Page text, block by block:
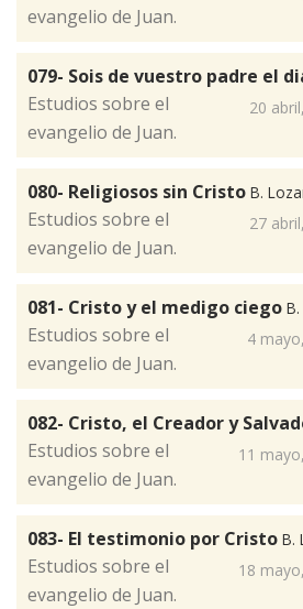
evangelio de Juan.
079- Sois de vuestro padre el
20
​Estudios sobre el
evangelio de Juan.
080- Religiosos sin Cristo B.
27
​Estudios sobre el
evangelio de Juan.
081- Cristo y el medigo ciego
4
​Estudios sobre el
evangelio de Juan.
082- Cristo, el Creador y
11
​Estudios sobre el
evangelio de Juan.
083- El testimonio por Cristo B.
18
​Estudios sobre el
evangelio de Juan.